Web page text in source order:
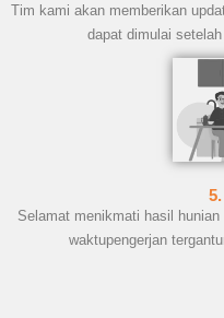
Tim kami akan memberikan
dapat dimulai
Selamat menikmati hasil hunian
waktupengerjan